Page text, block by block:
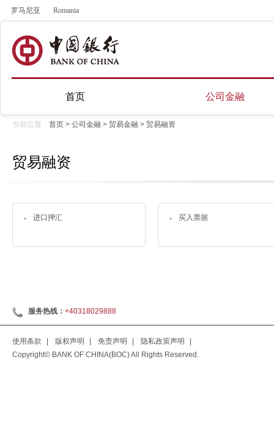
罗马尼亚 Romania
首页 公司金融
当前位置： 首页 > 公司金融 > 贸易金融 > 贸易融资
贸易融资
进口押汇 买入票据
服务热线： +40318029888
使用条款 版权声明 免责声明 隐私政策声明
Copyright© BANK OF CHINA(BOC) All Rights Reserved.